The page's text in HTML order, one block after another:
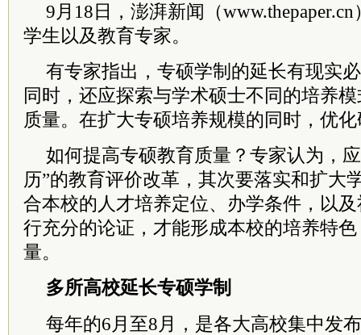
9月18日，澎湃新闻（
学生以及教育专家。
有专家指出，专硕学制的延长有现实
同时，还应探索与学术硕士不同的培养
质量。在扩大专硕培养规模的同时，优
如何提高专硕教育质量？专家认为，
历”的教育评价改革，其次要落实和扩大
合本校的人才培养定位、办学条件，以
行充分的论证，才能形成本校的培养特
量。
多所高校延长专硕学制
每年的6月至8月，是各大高校集中发